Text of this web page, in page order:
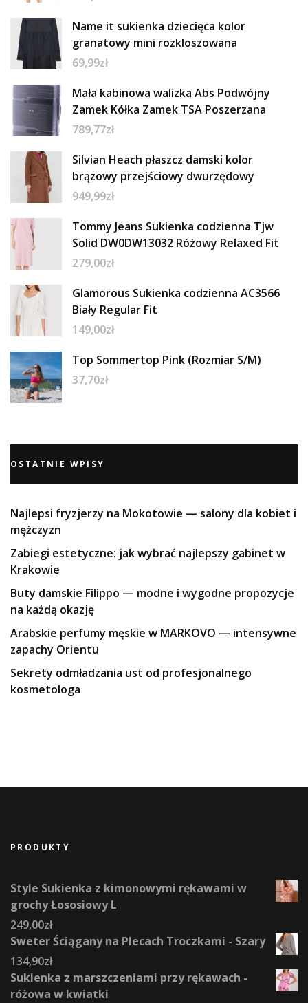
Name it sukienka dziecięca kolor
granatowy mini rozkloszowana
69,99zł
Mała kabinowa walizka Abs Podwójny
Zamek Kółka Zamek TSA Poszerzana
789,77zł
Silvian Heach płaszcz damski kolor
brązowy przejściowy dwurzędowy
949,99zł
Tommy Jeans Sukienka codzienna Tjw
Solid DW0DW13032 Różowy Relaxed Fit
279,00zł
Glamorous Sukienka codzienna AC3566
Biały Regular Fit
149,00zł
Top Sommertop Pink (Rozmiar S/M)
37,70zł
OSTATNIE WPISY
Najlepsi fryzjerzy na Mokotowie — salony dla kobiet i
mężczyzn
Zabiegi estetyczne: jak wybrać najlepszy gabinet w
Krakowie
Buty damskie Filippo — modne i wygodne propozycje
na każdą okazję
Arabskie perfumy męskie w MARKOVO — intensywne
zapachy Orientu
Sekrety odmładzania ust od profesjonalnego
kosmetologa
PRODUKTY
Style Sukienka z kimonowymi rękawami w
grochy Łososiowy L
249,00zł
Sweter Ściągany na Plecach Troczkami - Szary
134,90zł
Sukienka z marszczeniami przy rękawach -
różowa w kwiatki